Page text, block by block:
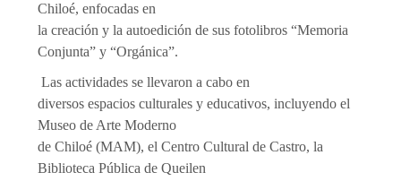
Chiloé, enfocadas en
la creación y la autoedición de sus fotolibros “Memoria
Conjunta” y “Orgánica”.
Las actividades se llevaron a cabo en
diversos espacios culturales y educativos, incluyendo el
Museo de Arte Moderno
de Chiloé (MAM), el Centro Cultural de Castro, la
Biblioteca Pública de Queilen